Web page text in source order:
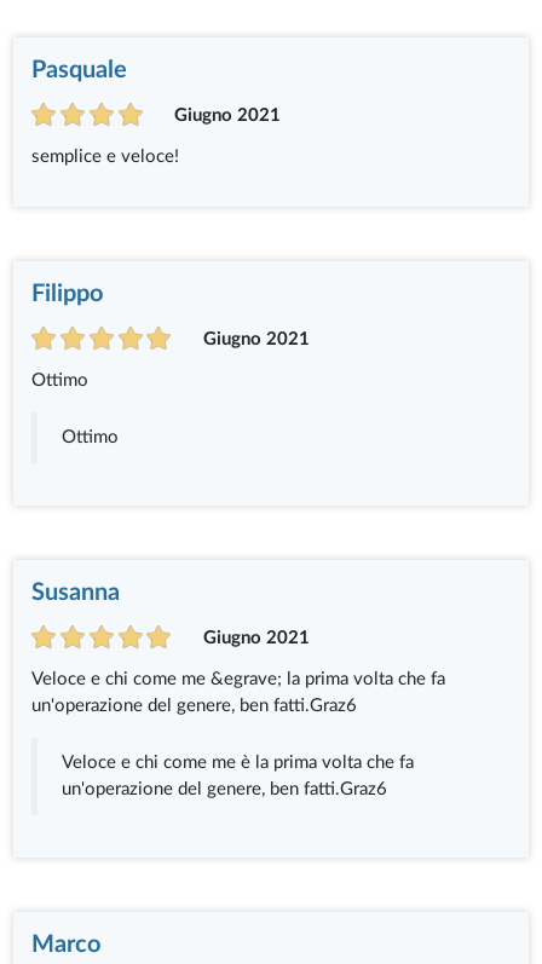
Pasquale
Giugno 2021
semplice e veloce!
Filippo
Giugno 2021
Ottimo
Ottimo
Susanna
Giugno 2021
Veloce e chi come me &egrave; la prima volta che fa
un'operazione del genere, ben fatti.Graz6
Veloce e chi come me è la prima volta che fa
un'operazione del genere, ben fatti.Graz6
Marco